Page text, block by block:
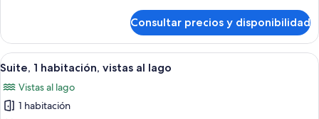
salón
del
club,
vistas
al
lago
ejecutiva,
Acceso
al
del
club,
vistas
Consultar precios y disponibilidad
Abrir
todas
las
fotos
Habitación de hotel con sofá, una
9
Suite, 1 habitación, vistas al lago
Vistas al lago
1 habitación